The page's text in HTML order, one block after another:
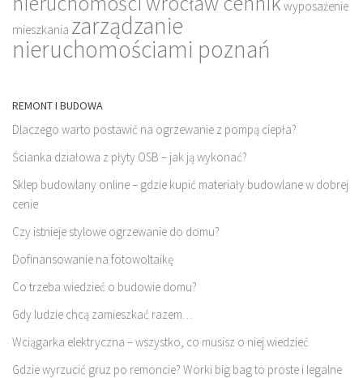
wyposażenie
mieszkania zarządzanie
nieruchomościami poznań
REMONT I BUDOWA
Dlaczego warto postawić na ogrzewanie z pompą ciepła?
Ścianka działowa z płyty OSB – jak ją wykonać?
Sklep budowlany online – gdzie kupić materiały budowlane w dobrej
cenie
Czy istnieje stylowe ogrzewanie do domu?
Dofinansowanie na fotowoltaikę
Co trzeba wiedzieć o budowie domu?
Gdy ludzie chcą zamieszkać razem…
Wciągarka elektryczna – wszystko, co musisz o niej wiedzieć
Gdzie wyrzucić gruz po remoncie? Worki big bag to proste i legalne